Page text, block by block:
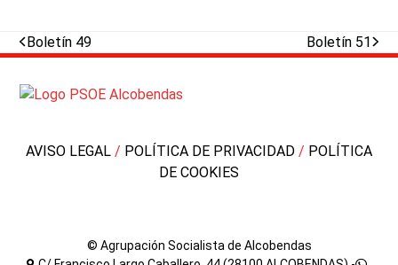
previous
post:
Boletín 49
next
post:
Boletín 51
AVISO LEGAL / POLÍTICA DE PRIVACIDAD / POLÍTICA
DE COOKIES
© Agrupación Socialista de Alcobendas